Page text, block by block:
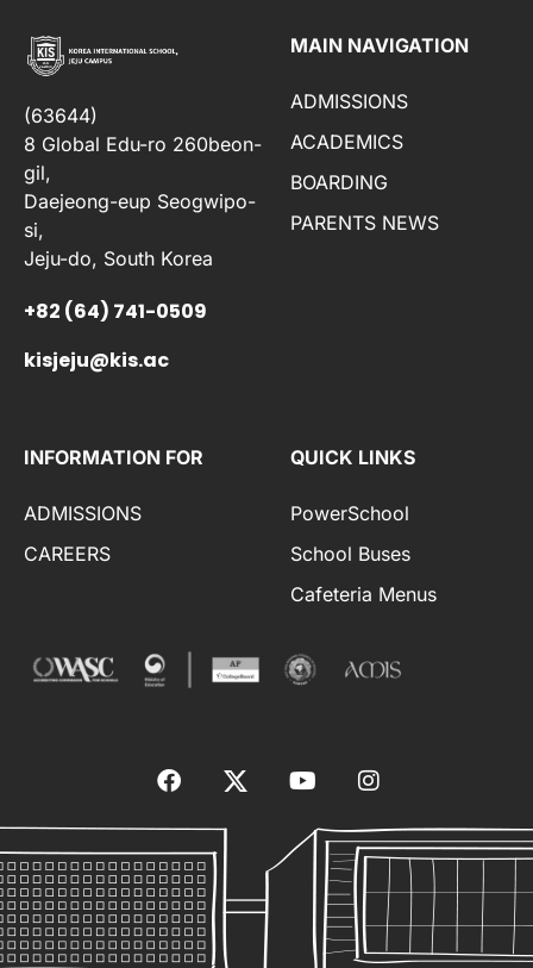
(63644)
8 Global Edu-ro 260beon-
gil,
Daejeong-eup Seogwipo-
si,
Jeju-do, South Korea
+82 (64) 741-0509
kisjeju@kis.ac
MAIN NAVIGATION
ADMISSIONS
ACADEMICS
BOARDING
PARENTS NEWS
INFORMATION FOR
ADMISSIONS
CAREERS
QUICK LINKS
PowerSchool
School Buses
Cafeteria Menus